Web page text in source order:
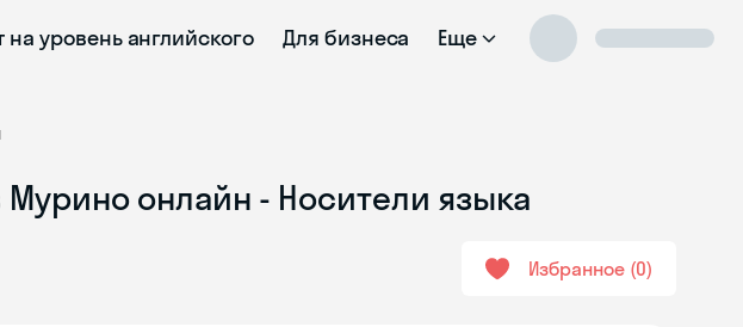
на уровень английского Для бизнеса Еще
онлайн - Носители языка
Избранное 0